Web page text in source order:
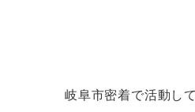
岐阜市密着で活動し